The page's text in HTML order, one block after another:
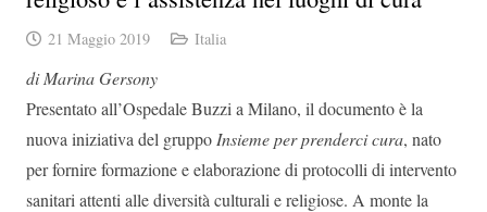
21 Maggio 2019 Italia
di Marina Gersony
Presentato all’Ospedale Buzzi a Milano, il documento è la
nuova iniziativa del gruppo Insieme per prenderci cura, nato
per fornire formazione e elaborazione di protocolli di intervento
sanitari attenti alle diversità culturali e religiose. A monte la